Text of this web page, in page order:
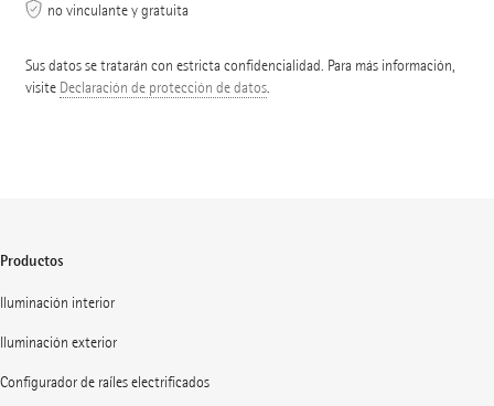
no vinculante y gratuita
Sus datos se tratarán con estricta confidencialidad. Para más información,
visite Declaración de protección de datos.
Productos
Iluminación interior
Iluminación exterior
Configurador de raíles electrificados